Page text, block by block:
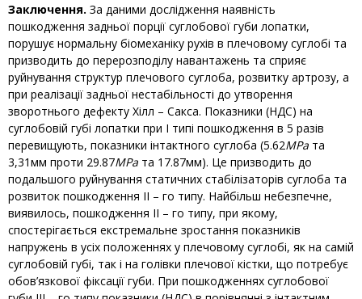
Заключення. За даними дослідження наявність
пошкодження задньої порції суглобової губи лопатки,
порушує нормальну біомеханіку рухів в плечовому суглобі та
призводить до перерозподілу навантажень та сприяє
руйнування структур плечового суглоба, розвитку артрозу, а
при реалізації задньої нестабільності до утворення
зворотнього дефекту Хілл – Сакса. Показники (НДС) на
суглобовій губі лопатки при I типі пошкодження в 5 разів
перевищують, показники інтактного суглоба (5.62МРа та
3,31мм проти 29.87МРа та 17.87мм). Це призводить до
подальшого руйнування статичних стабілізаторів суглоба та
розвиток пошкодження II – го типу. Найбільш небезпечне,
виявилось, пошкодження II – го типу, при якому,
спостерігається екстремальне зростання показників
напружень в усіх положеннях у плечовому суглобі, як на самій
суглобовій губі, так і на голівки плечової кістки, що потребує
обов’язкової фіксації губи. При пошкодженнях суглобової